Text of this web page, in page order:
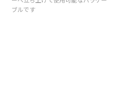
ブルです